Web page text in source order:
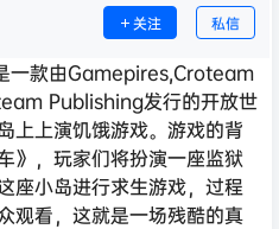
关注 私信
一款由Gamepires,Croteam
Publishing发行的开放世
上上演饥饿游戏。游戏的背
》，玩家们将扮演一座监狱
座小岛进行求生游戏，过程
观看，这就是一场残酷的真